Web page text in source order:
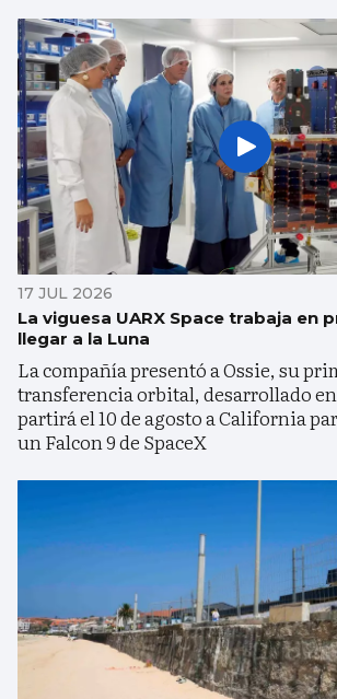
17 JUL 2026
La viguesa UARX Space trabaja en
llegar a la Luna
La compañía presentó a Ossie, su
transferencia orbital, desarrollado
partirá el 10 de agosto a California
un Falcon 9 de SpaceX